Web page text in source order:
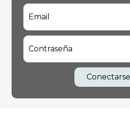
Email
Contraseña
Conectarse